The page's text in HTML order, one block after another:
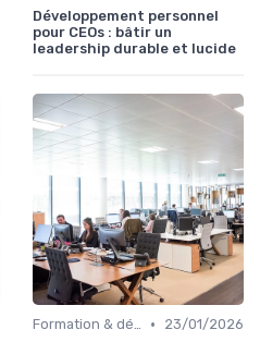
Développement personnel
pour CEOs : bâtir un
leadership durable et lucide
Formation & développement du leadership •
23/01/2026